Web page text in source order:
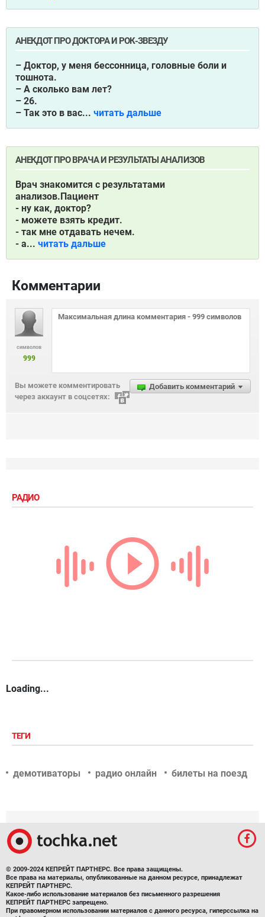
АНЕКДОТ ПРО ДОКТОРА И РОК-ЗВЕЗДУ
– Доктор, у меня бессонница, головные боли и
тошнота.
– А сколько вам лет?
– 26.
– Так это в вас... читать дальше
АНЕКДОТ ПРО ВРАЧА И РЕЗУЛЬТАТЫ АНАЛИЗОВ
Врач знакомится с результатами
анализов.Пациент
- ну как, доктор?
- можете взять кредит.
- так мне отдавать нечем.
- а... читать дальше
Комментарии
символов
999
Добавить комментарий
Вы можете комментировать
через аккаунт в соцсетях:
РАДИО
Loading...
ТЕГИ
демотиваторы радио онлайн билеты на поезд
© 2009-2024 КЕПРЕЙТ ПАРТНЕРС. Все права защищены.
Все права на материалы, опубликованные на данном ресурсе, принадлежат
КЕПРЕЙТ ПАРТНЕРС.
Какое-либо использование материалов без письменного разрешения
КЕПРЕЙТ ПАРТНЕРС запрещено.
При правомерном использовании материалов с данного ресурса, гиперссылка на